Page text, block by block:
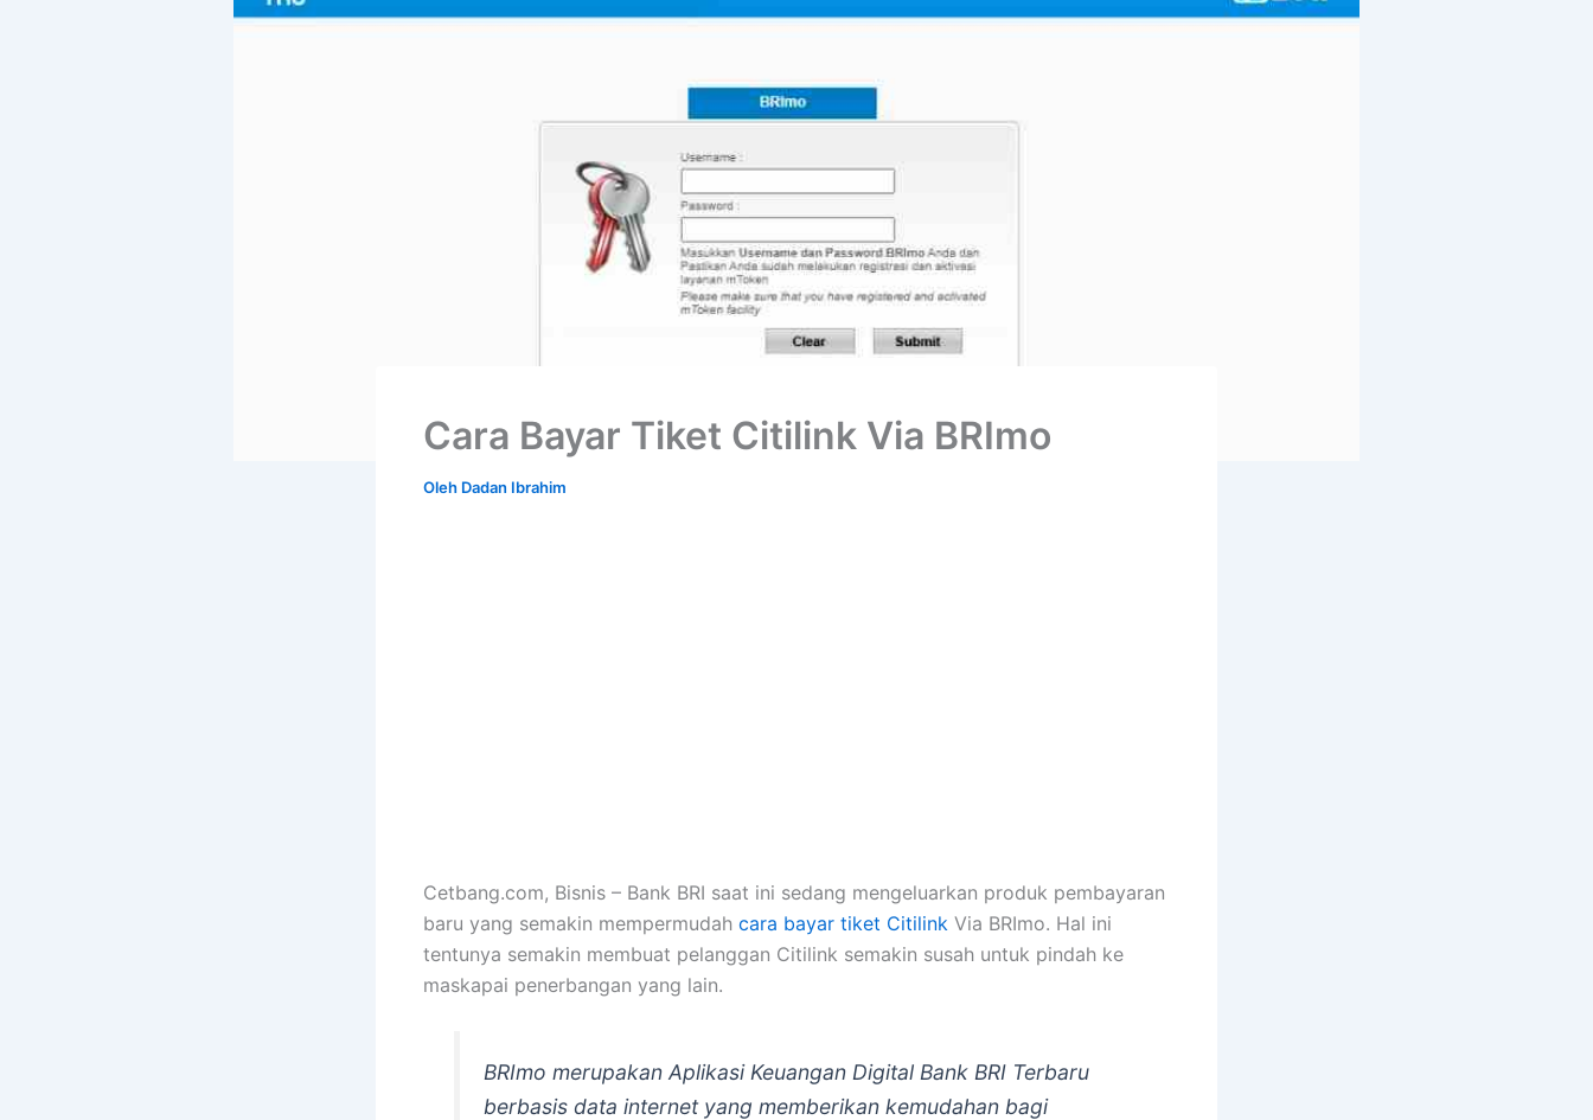
Cara Bayar Tiket Citilink Via BRImo
Oleh Dadan Ibrahim
Cetbang.com, Bisnis – Bank BRI saat ini sedang mengeluarkan produk pembayaran
baru yang semakin mempermudah cara bayar tiket Citilink Via BRImo. Hal ini
tentunya semakin membuat pelanggan Citilink semakin susah untuk pindah ke
maskapai penerbangan yang lain.
BRImo merupakan Aplikasi Keuangan Digital Bank BRI Terbaru
berbasis data internet yang memberikan kemudahan bagi